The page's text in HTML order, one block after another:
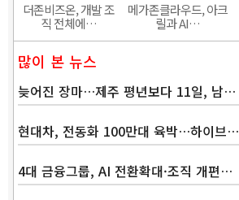
더존비즈온, 개발 조
직 전체에…
메가존클라우드, 아크
릴과 AI…
많이 본 뉴스
늦어진 장마…제주 평년보다 11일, 남…
현대차, 전동화 100만대 육박…하이브…
4대 금융그룹, AI 전환확대·조직 개편…